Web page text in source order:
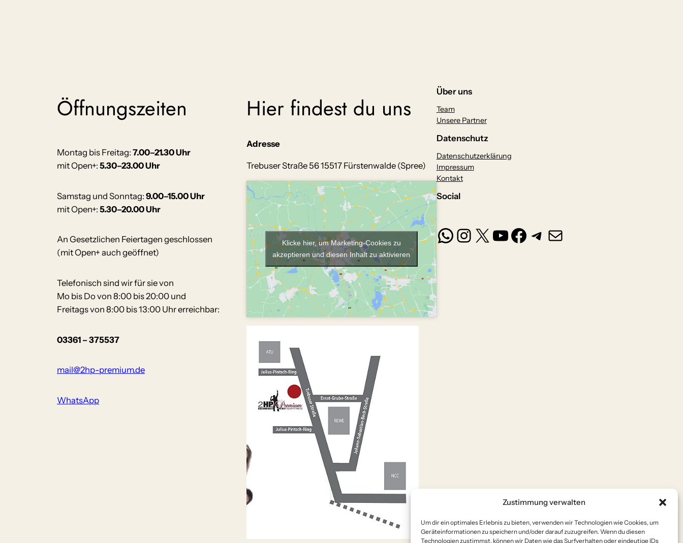
Zustimmung verwalten
Um dir ein optimales Erlebnis zu bieten, verwenden wir Technologien wie Cookies, um
Geräteinformationen zu speichern und/oder darauf zuzugreifen. Wenn du diesen
Technologien zustimmst, können wir Daten wie das Surfverhalten oder eindeutige IDs
Öffnungszeiten
Montag bis Freitag: 7.00–21.30 Uhr
mit Open+: 5.30–23.00 Uhr
Samstag und Sonntag: 9.00–15.00 Uhr
mit Open+: 5.30–20.00 Uhr
An Gesetzlichen Feiertagen geschlossen
(mit Open+ auch geöffnet)
Telefonisch sind wir für sie von
Mo bis Do von 8:00 bis 20:00 und
Freitags von 8:00 bis 13:00 Uhr erreichbar:
03361 – 375537
mail@2hp-premium.de
WhatsApp
Hier findest du uns
Adresse
Trebuser Straße 56 15517 Fürstenwalde (Spree)
Klicke hier, um Marketing-Cookies zu
akzeptieren und diesen Inhalt zu aktivieren
Über uns
Team
Unsere Partner
Datenschutz
Datenschutzerklärung
Impressum
Kontakt
Social
WhatsApp Instagram X YouTube Facebook Telegram E-Mail